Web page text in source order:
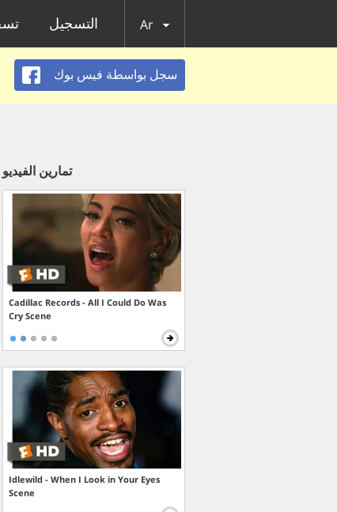
التسجيل Ar
سجل بواسطة فيس بوك
تمارين الفيديو
Cadillac Records - All I Could Do Was
Cry Scene
Idlewild - When I Look in Your Eyes
Scene